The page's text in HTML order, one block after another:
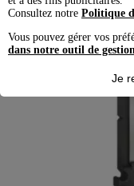
Consultez notre Politique
Vous pouvez gérer vos
dans notre outil de
Je